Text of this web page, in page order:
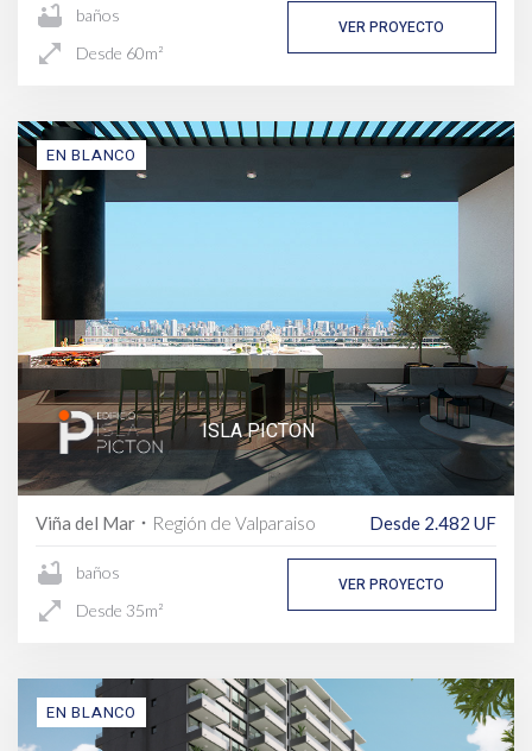
bathtub baños
open_in_full Desde 60m²
VER PROYECTO
EN BLANCO
ISLA PICTON
Viña del Mar fiber_manual_record Región de Valparaiso Desde 2.482 UF
bathtub baños
open_in_full Desde 35m²
VER PROYECTO
EN BLANCO